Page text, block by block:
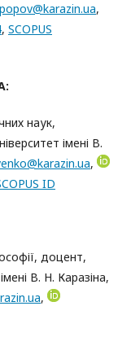
,
, SCOPUS
наук,
імені В.
,
ID
доцент,
В. Н. Каразіна,
,